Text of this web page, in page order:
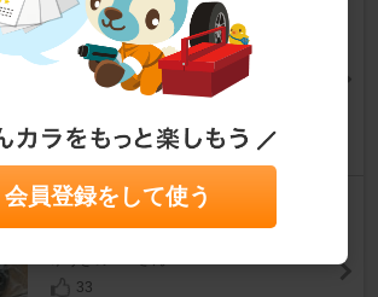
makita MHW180DZ
ロードスターRF [ND]
紺八親爺さん
マツダ(純正) バックカメラ
33
会員登録をして使う